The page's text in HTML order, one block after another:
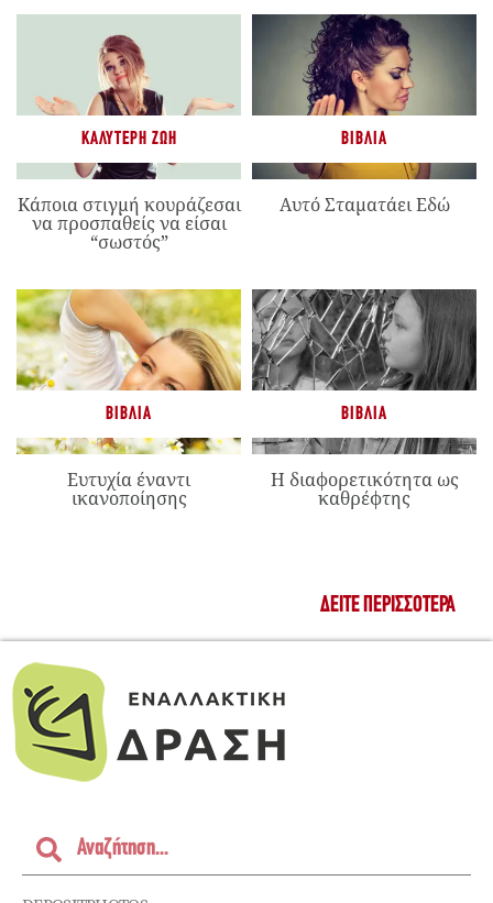
ΚΑΛΎΤΕΡΗ ΖΩΉ
Κάποια στιγμή κουράζεσαι
να προσπαθείς να είσαι
“σωστός”
ΒΙΒΛΊΑ
Αυτό Σταματάει Εδώ
ΒΙΒΛΊΑ
Ευτυχία έναντι
ικανοποίησης
ΒΙΒΛΊΑ
Η διαφορετικότητα ως
καθρέφτης
ΔΕΊΤΕ ΠΕΡΙΣΣΌΤΕΡΑ